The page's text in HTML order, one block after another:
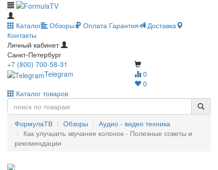
Каталог Обзоры Оплата Гарантия
Доставка
Контакты
Личный кабинет
Санкт-Петербург
0
0
+7 (800) 700-58-31
Telegram
Каталог товаров
ФормулаТВ Обзоры
Аудио - видео техника
Как улучшить звучание колонок - Полезные советы и
рекомендации